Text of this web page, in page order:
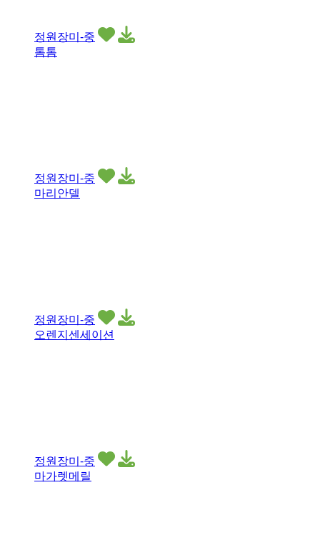
정원장미-중
톰톰
정원장미-중
마리안델
정원장미-중
오렌지센세이션
정원장미-중
마가렛메릴